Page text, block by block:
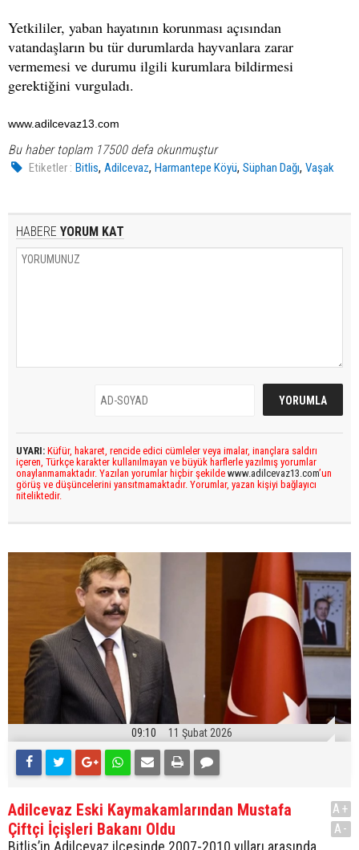
Yetkililer, yaban hayatının korunması açısından
vatandaşların bu tür durumlarda hayvanlara zarar
vermemesi ve durumu ilgili kurumlara bildirmesi
gerektiğini vurguladı.
www.adilcevaz13.com
Bu haber toplam 17500 defa okunmuştur
Etiketler : Bitlis,Adilcevaz,Harmantepe Köyü,Süphan Dağı,Vaşak
HABERE YORUM KAT
UYARI: Küfür, hakaret, rencide edici cümleler veya imalar, inançlara saldırı
içeren, Türkçe karakter kullanılmayan ve büyük harflerle yazılmış yorumlar
onaylanmamaktadır. Yazılan yorumlar hiçbir şekilde www.adilcevaz13.com’un
görüş ve düşüncelerini yansıtmamaktadır. Yorumlar, yazan kişiyi bağlayıcı
niteliktedir.
09:10 11 Şubat 2026
Adilcevaz Eski Kaymakamlarından Mustafa
Çiftçi İçişleri Bakanı Oldu
Bitlis’in Adilcevaz ilçesinde 2007-2010 yılları arasında
A+
A-